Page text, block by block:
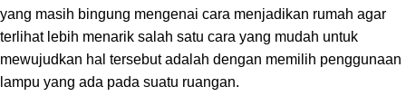
yang masih bingung mengenai cara menjadikan rumah agar
terlihat lebih menarik salah satu cara yang mudah untuk
mewujudkan hal tersebut adalah dengan memilih penggunaan
lampu yang ada pada suatu ruangan.